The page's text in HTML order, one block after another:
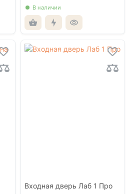
В наличии
Входная дверь Лаб 1 Про